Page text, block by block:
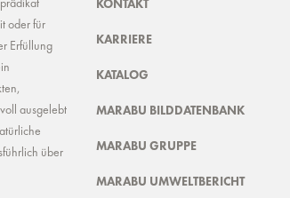
oder für
Erfüllung
ausgelebt
über
KONTAKT
KARRIERE
KATALOG
MARABU BILDDATENBANK
MARABU GRUPPE
MARABU UMWELTBERICHT